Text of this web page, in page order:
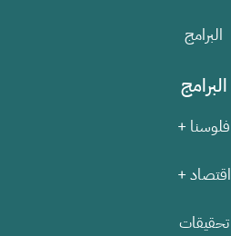
البرامج
البرامج
فلوسنا +
اقتصاد +
تحقيقات